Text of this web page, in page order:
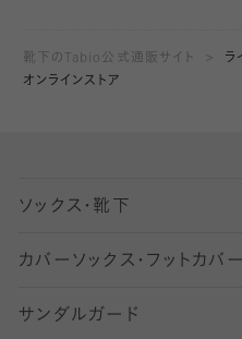
靴下のTabio公式通販サイト
ラ
オンラインストア
ソックス・靴下
五本指ソックス・靴下
足袋ソックス・靴下
カバーソックス・フットカバー
フットカバー・カバーソッ
サンダルガード